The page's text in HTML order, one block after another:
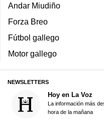
Andar Miudiño
Forza Breo
Fútbol gallego
Motor gallego
NEWSLETTERS
Hoy en La Voz
La información más
hora de la mañana